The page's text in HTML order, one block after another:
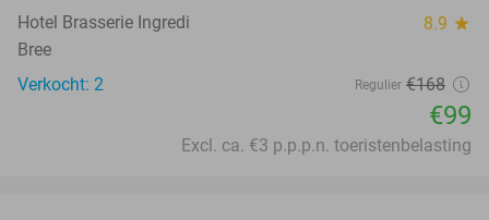
Hotel Brasserie Ingredi 8.9 star
Bree
Verkocht: 2
Regulier €168
€99
Excl. ca. €3 p.p.p.n. toeristenbelasting